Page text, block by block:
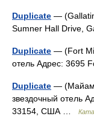
Duplicate —
Sumner Hall Drive,
Duplicate — (Fort
отель Адрес: 3695
Duplicate —
звездочный отель
33154, США …